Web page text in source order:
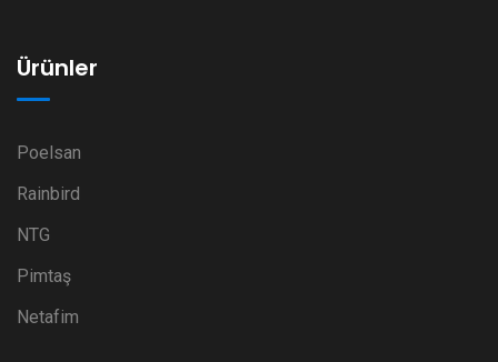
Ürünler
Poelsan
Rainbird
NTG
Pimtaş
Netafim